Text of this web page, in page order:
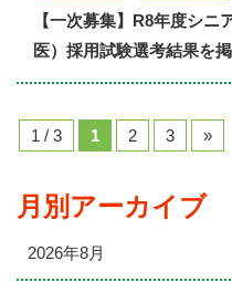
【一次募集】R8年度シ
医）採用試験選考結果を
1 / 3 1 2 3 »
月別アーカイブ
2026年8月